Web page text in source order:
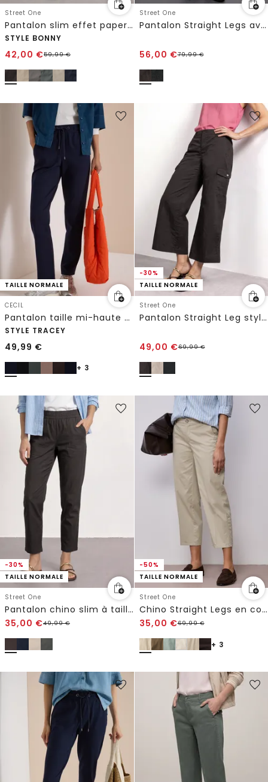
Street One
Pantalon slim effet paper touch
STYLE BONNY
42,00 €59,99€
Street One
Pantalon Straight Legs avec tape
56,00 €79,99€
TAILLE NORMALE
CECIL
Pantalon taille mi-haute Slim Leg, coupe décontractée
STYLE TRACEY
49,99 €
+ 3
-30%
TAILLE NORMALE
Street One
Pantalon Straight Leg style cargo
49,00 €69,99€
-30%
TAILLE NORMALE
Street One
Pantalon chino slim à taille élastique
35,00 €49,99€
-50%
TAILLE NORMALE
Street One
Chino Straight Legs en coupe casual
35,00 €69,99€
+ 3